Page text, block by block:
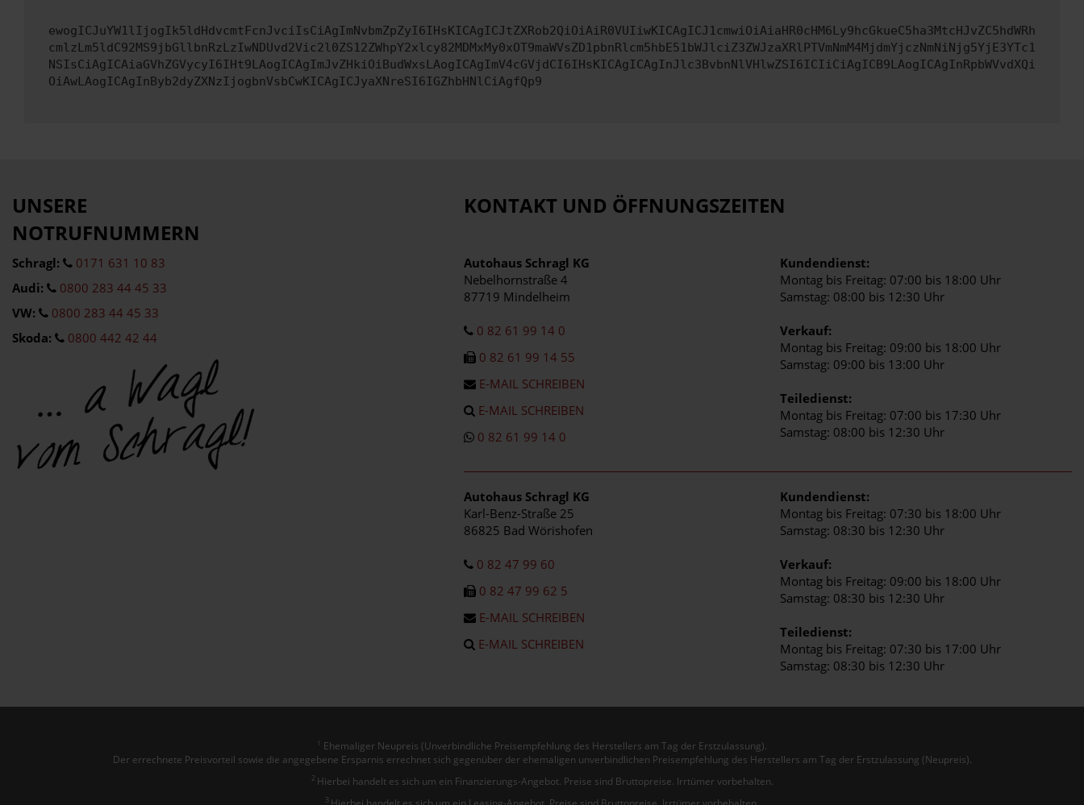
ewogICJuYW1lIjogIk5ldHdvcmtFcnJvciIsCiAgImNvbmZpZyI6IHsKICAgICJtZXRob2QiOiAiR0VUIiwKICAgICJ1cmwiOiAiaHR0cHM6Ly9hcGkueC5ha3MtcHJvZC5hdWRh
cmlzLm5ldC92MS9jbGllbnRzLzIwNDUvd2Vic2l0ZS12ZWhpY2xlcy82MDMxMy0xOT9maWVsZD1pbnRlcm5hbE51bWJlciZ3ZWJzaXRlPTVmNmM4MjdmYjczNmNiNjg5YjE3YTc1
NSIsCiAgICAiaGVhZGVycyI6IHt9LAogICAgImJvZHkiOiBudWxsLAogICAgImV4cGVjdCI6IHsKICAgICAgInJlc3BvbnNlVHlwZSI6ICIiCiAgICB9LAogICAgInRpbWVvdXQi
OiAwLAogICAgInByb2dyZXNzIjogbnVsbCwKICAgICJyaXNreSI6IGZhbHNlCiAgfQp9
UNSERE
NOTRUFNUMMERN
Schragl:
0171 631 10 83
Audi:
0800 283 44 45 33
VW:
0800 283 44 45 33
Skoda:
0800 442 42 44
KONTAKT UND ÖFFNUNGSZEITEN
Autohaus Schragl KG
Nebelhornstraße 4
87719 Mindelheim
0 82 61 99 14 0
0 82 61 99 14 55
E-MAIL SCHREIBEN
E-MAIL SCHREIBEN
0 82 61 99 14 0
Kundendienst:
Montag bis Freitag: 07:00 bis 18:00 Uhr
Samstag: 08:00 bis 12:30 Uhr
Verkauf:
Montag bis Freitag: 09:00 bis 18:00 Uhr
Samstag: 09:00 bis 13:00 Uhr
Teiledienst:
Montag bis Freitag: 07:00 bis 17:30 Uhr
Samstag: 08:00 bis 12:30 Uhr
Autohaus Schragl KG
Karl-Benz-Straße 25
86825 Bad Wörishofen
0 82 47 99 60
0 82 47 99 62 5
E-MAIL SCHREIBEN
E-MAIL SCHREIBEN
Kundendienst:
Montag bis Freitag: 07:30 bis 18:00 Uhr
Samstag: 08:30 bis 12:30 Uhr
Verkauf:
Montag bis Freitag: 09:00 bis 18:00 Uhr
Samstag: 08:30 bis 12:30 Uhr
Teiledienst:
Montag bis Freitag: 07:30 bis 17:00 Uhr
Samstag: 08:30 bis 12:30 Uhr
1 Ehemaliger Neupreis (Unverbindliche Preisempfehlung des Herstellers am Tag der Erstzulassung).
Der errechnete Preisvorteil sowie die angegebene Ersparnis errechnet sich gegenüber der ehemaligen unverbindlichen Preisempfehlung des Herstellers am Tag der Erstzulassung (Neupreis).
2 Hierbei handelt es sich um ein Finanzierungs-Angebot. Preise sind Bruttopreise. Irrtümer vorbehalten.
3